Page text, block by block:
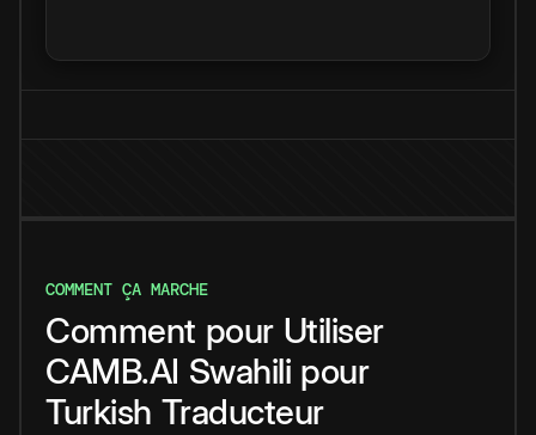
COMMENT ÇA MARCHE
Comment pour Utiliser
CAMB.AI Swahili pour
Turkish Traducteur